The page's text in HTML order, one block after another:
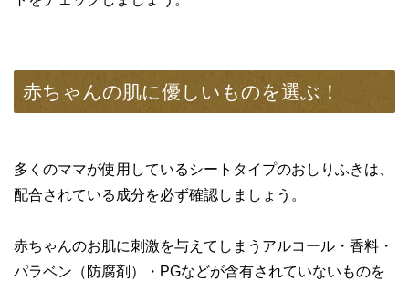
赤ちゃんの肌に優しいものを選ぶ！
多くのママが使用しているシートタイプのおしりふきは、
配合されている成分を必ず確認しましょう。
赤ちゃんのお肌に刺激を与えてしまうアルコール・香料・
パラベン（防腐剤）・PGなどが含有されていないものを